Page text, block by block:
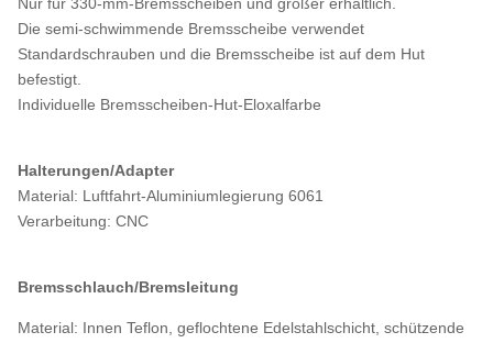
Die semi-schwimmende Bremsscheibe verwendet
Standardschrauben und die Bremsscheibe ist auf dem Hut
befestigt.
Individuelle Bremsscheiben-Hut-Eloxalfarbe
Halterungen/Adapter
Material: Luftfahrt-Aluminiumlegierung 6061
Verarbeitung: CNC
Bremsschlauch/Bremsleitung
Material: Innen Teflon, geflochtene Edelstahlschicht, schützende